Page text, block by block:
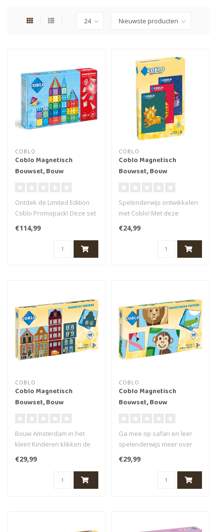
COBLO
Coblo Magnetisch
Bouwset, Bouw
zilveren stenen GRATIS bij
100 stuks
Ontdek de Limited Edition
Coblo Promopack! Deze set
bevat 100 kleurrijke
magneti..
€114,99
COBLO
Coblo Magnetisch
Bouwset, Bouw
Spelenderwijs ontwikkelen
met Coblo! Met deze
kleurrijke bouwkaarten
bouwen kind..
€24,99
COBLO
Coblo Magnetisch
Bouwset, Bouw
Amsterdam 60 stuks
Bouw Amsterdam in het
klein! Kinderen klikken de
kleurrijke magnetische
kaartjes..
€29,99
COBLO
Coblo Magnetisch
Bouwset, Bouw
Ga mee op safari en leer
spelenderwijs meer over
wilde dieren! Met de Dieren
Top..
€29,99